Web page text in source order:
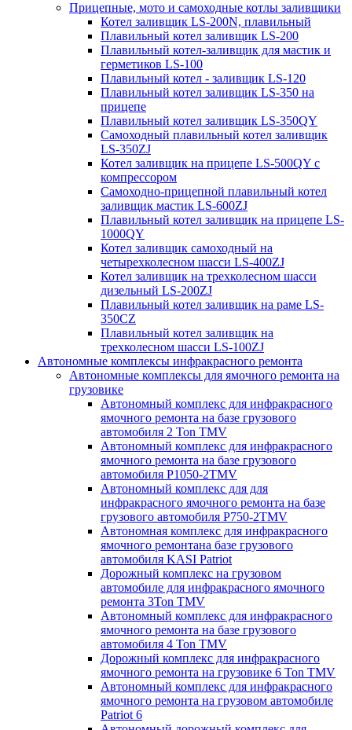
Прицепные, мото и самоходные котлы заливщики
Котел заливщик LS-200N, плавильный
Плавильный котел заливщик LS-200
Плавильный котел-заливщик для мастик и
герметиков LS-100
Плавильный котел - заливщик LS-120
Плавильный котел заливщик LS-350 на
прицепе
Плавильный котел заливщик LS-350QY
Самоходный плавильный котел заливщик
LS-350ZJ
Котел заливщик на прицепе LS-500QY с
компрессором
Самоходно-прицепной плавильный котел
заливщик мастик LS-600ZJ
Плавильный котел заливщик на прицепе LS-
1000QY
Котел заливщик самоходный на
четырехколесном шасси LS-400ZJ
Котел заливщик на трехколесном шасси
дизельный LS-200ZJ
Плавильный котел заливщик на раме LS-
350CZ
Плавильный котел заливщик на
трехколесном шасси LS-100ZJ
Автономные комплексы инфракрасного ремонта
Автономные комплексы для ямочного ремонта на
грузовике
Автономный комплекс для инфракрасного
ямочного ремонта на базе грузового
автомобиля 2 Ton TMV
Автономный комплекс для инфракрасного
ямочного ремонта на базе грузового
автомобиля P1050-2TMV
Автономный комплекс для для
инфракрасного ямочного ремонта на базе
грузового автомобиля P750-2TMV
Автономная комплекс для инфракрасного
ямочного ремонтана базе грузового
автомобиля KASI Patriot
Дорожный комплекс на грузовом
автомобиле для инфракрасного ямочного
ремонта 3Ton TMV
Автономный комплекс для инфракрасного
ямочного ремонта на базе грузового
автомобиля 4 Ton TMV
Дорожный комплекс для инфракрасного
ямочного ремонта на грузовике 6 Ton TMV
Автономный комплекс для инфракрасного
ямочного ремонта на грузовом автомобиле
Patriot 6